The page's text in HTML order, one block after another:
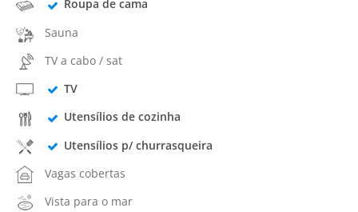
Roupa de cama
Sauna
TV a cabo / sat
TV
Utensílios de cozinha
Utensílios p/ churrasqueira
Vagas cobertas
Vista para o mar